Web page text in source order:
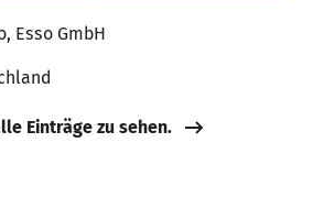
Esso GmbH
Einträge zu sehen.